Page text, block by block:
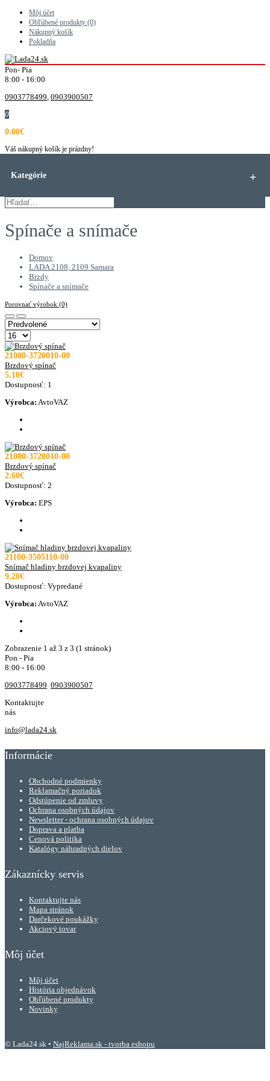
Môj účet
Obľúbené produkty (0)
Nákupný košík
Pokladňa
Pon- Pia
8:00 - 16:00
0903778499, 0903900507
0
0.00€
Váš nákupný košík je prázdny!
Kategórie
Spínače a snímače
Domov
LADA 2108, 2109 Samara
Brzdy
Spínače a snímače
Porovnať výrobok (0)
21080-3720010-00
Brzdový spínač
5.10€
Dostupnosť: 1
Výrobca: AvtoVAZ
21080-3720010-00
Brzdový spínač
2.60€
Dostupnosť: 2
Výrobca: EPS
21100-3505110-00
Snímač hladiny brzdovej kvapaliny
9.20€
Dostupnosť: Vypredané
Výrobca: AvtoVAZ
Zobrazenie 1 až 3 z 3 (1 stránok)
Pon - Pia
8:00 - 16:00
0903778499, 0903900507
Kontaktujte
nás
info@lada24.sk
Informácie
Obchodné podmienky
Reklamačný poriadok
Odstúpenie od zmluvy
Ochrana osobných údajov
Newsletter - ochrana osobných údajov
Doprava a platba
Cenová politika
Katalógy náhradných dielov
Zákaznícky servis
Kontaktujte nás
Mapa stránok
Darčekové poukážky
Akciový tovar
Môj účet
Môj účet
História objednávok
Obľúbené produkty
Novinky
© Lada24.sk • NajReklama.sk - tvorba eshopu